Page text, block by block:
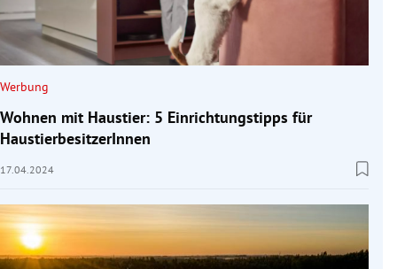
Werbung
Wohnen mit Haustier: 5 Einrichtungstipps für
HaustierbesitzerInnen
17.04.2024